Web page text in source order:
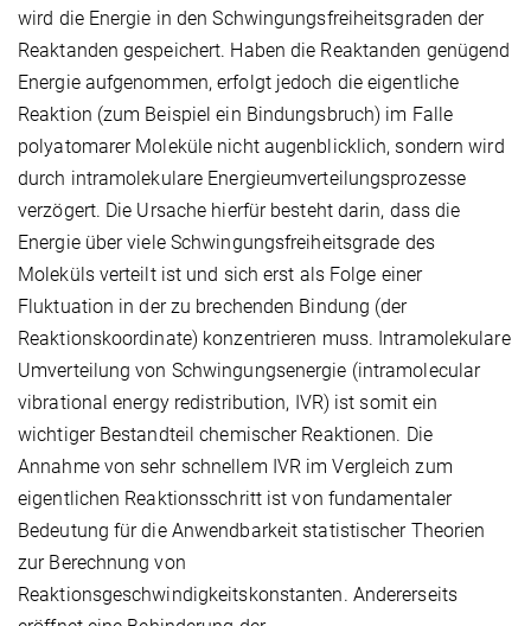
wird die Energie in den Schwingungsfreiheitsgraden der
Reaktanden gespeichert. Haben die Reaktanden genügend
Energie aufgenommen, erfolgt jedoch die eigentliche
Reaktion (zum Beispiel ein Bindungsbruch) im Falle
polyatomarer Moleküle nicht augenblicklich, sondern wird
durch intramolekulare Energieumverteilungsprozesse
verzögert. Die Ursache hierfür besteht darin, dass die
Energie über viele Schwingungsfreiheitsgrade des
Moleküls verteilt ist und sich erst als Folge einer
Fluktuation in der zu brechenden Bindung (der
Reaktionskoordinate) konzentrieren muss. Intramolekulare
Umverteilung von Schwingungsenergie (intramolecular
vibrational energy redistribution, IVR) ist somit ein
wichtiger Bestandteil chemischer Reaktionen. Die
Annahme von sehr schnellem IVR im Vergleich zum
eigentlichen Reaktionsschritt ist von fundamentaler
Bedeutung für die Anwendbarkeit statistischer Theorien
zur Berechnung von
Reaktionsgeschwindigkeitskonstanten. Andererseits